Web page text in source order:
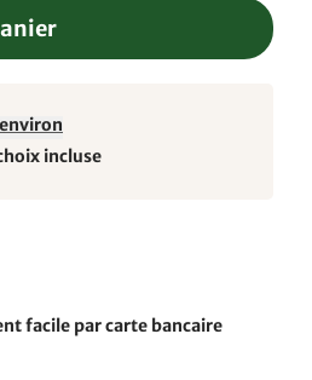
incluse
facile par carte bancaire